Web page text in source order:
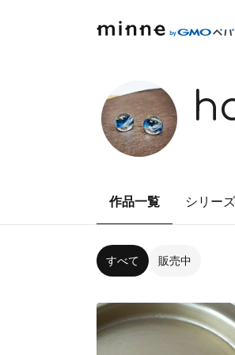
作品一覧 シリーズ
すべて 販売中